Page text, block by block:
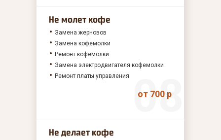
Не молет кофе
Замена жерновов
Замена кофемолки
Ремонт кофемолки
Замена электродвигателя кофемолки
Ремонт платы управления
от 700 р
Не делает кофе